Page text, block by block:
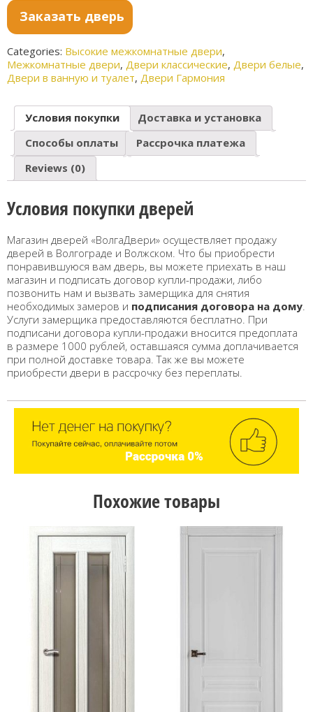
черны
й
Заказать дверь
Categories: Высокие межкомнатные двери,
Межкомнатные двери, Двери классические, Двери белые,
Двери в ванную и туалет, Двери Гармония
Условия покупки
Доставка и установка
Способы оплаты
Рассрочка платежа
Reviews (0)
Условия покупки дверей
Магазин дверей «ВолгаДвери» осуществляет продажу
дверей в Волгограде и Волжском. Что бы приобрести
понравившуюся вам дверь, вы можете приехать в наш
магазин и подписать договор купли-продажи, либо
позвонить нам и вызвать замерщика для снятия
необходимых замеров и подписания договора на дому
Услуги замерщика предоставляются бесплатно. При
подписани договора купли-продажи вносится предоплата
в размере 1000 рублей, оставшаяся сумма доплачивается
при полной доставке товара. Так же вы можете
приобрести двери в рассрочку без переплаты.
Похожие товары